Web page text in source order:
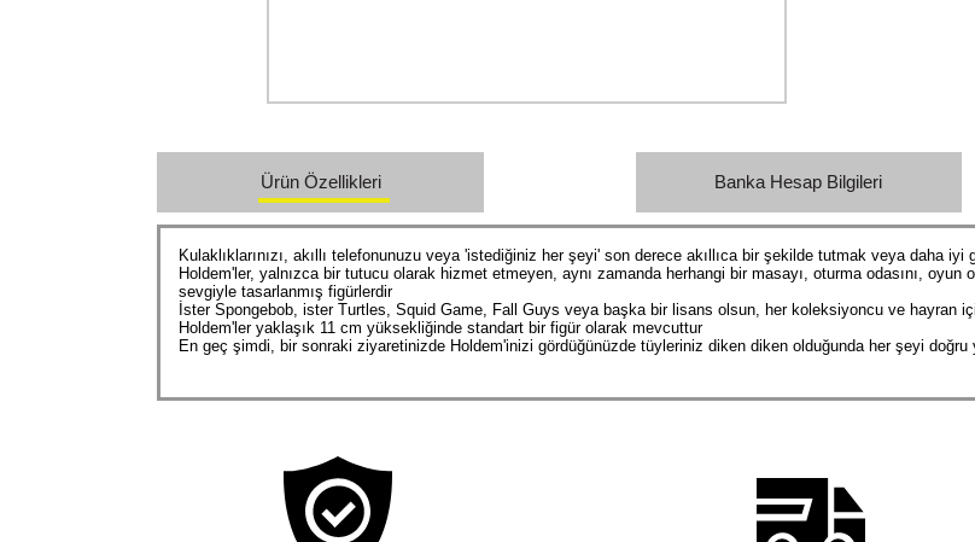
Ürün Özellikleri Banka Hesap Bilgileri
Kulaklıklarınızı, akıllı telefonunuzu veya 'istediğiniz her şeyi' son derece akıllıca bir şekilde tutmak veya daha
Holdem'ler, yalnızca bir tutucu olarak hizmet etmeyen, aynı zamanda herhangi bir masayı, oturma odasını, oyun
sevgiyle tasarlanmış figürlerdir
İster Spongebob, ister Turtles, Squid Game, Fall Guys veya başka bir lisans olsun, her koleksiyoncu ve hayran
Holdem'ler yaklaşık 11 cm yüksekliğinde standart bir figür olarak mevcuttur
En geç şimdi, bir sonraki ziyaretinizde Holdem'inizi gördüğünüzde tüyleriniz diken diken olduğunda her şeyi doğru